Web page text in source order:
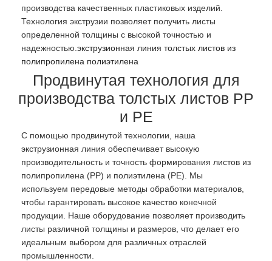
производства качественных пластиковых изделий.
Технология экструзии позволяет получить листы
определенной толщины с высокой точностью и
надежностью. экструзионная линия толстых листов из
полипропилена полиэтилена
Продвинутая технология для
производства толстых листов PP
и PE
С помощью продвинутой технологии, наша
экструзионная линия обеспечивает высокую
производительность и точность формирования листов из
полипропилена (PP) и полиэтилена (PE). Мы
используем передовые методы обработки материалов,
чтобы гарантировать высокое качество конечной
продукции. Наше оборудование позволяет производить
листы различной толщины и размеров, что делает его
идеальным выбором для различных отраслей
промышленности.